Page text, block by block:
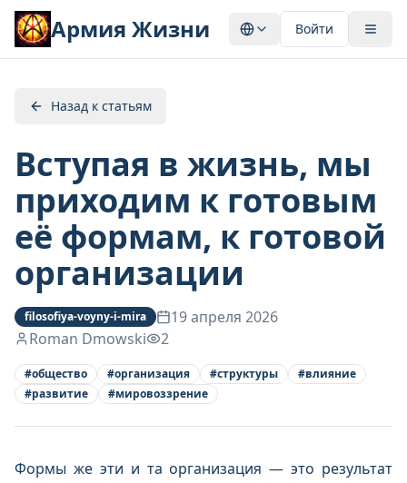
Армия Жизни Войти
Назад к статьям
Вступая в жизнь, мы
приходим к готовым
её формам, к готовой
организации
filosofiya-voyny-i-mira
19 апреля 2026
Roman Dmowski
2
#общество #организация #структуры #влияние
#развитие #мировоззрение
Формы же эти и та организация — это результат